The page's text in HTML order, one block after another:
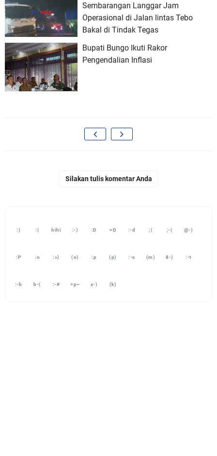
Sembarangan Langgar Jam
Operasional di Jalan lintas Tebo
Bakal di Tindak Tegas
Bupati Bungo Ikuti Rakor
Pengendalian Inflasi
Silakan tulis komentar Anda
:) :( hihi :-) :D =D :-d ;( ;-( @-)
:P :o :>) (o) :p (p) :-s (m) 8-) :-t
:-b b-( :-# =p~ x-) (k)